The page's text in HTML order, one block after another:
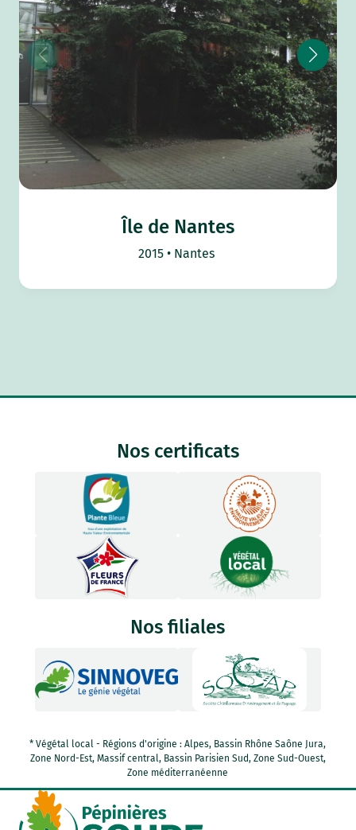
Île de Nantes
2015 Nantes
Nos certificats
Nos filiales
* Végétal local - Régions d'origine : Alpes, Bassin Rhône Saône Jura,
Zone Nord-Est, Massif central, Bassin Parisien Sud, Zone Sud-Ouest,
Zone méditerranéenne